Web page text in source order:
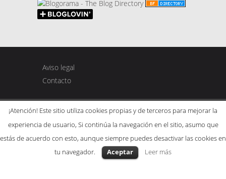
Aviso legal
Contacto
Tema SeaShell porMeks. Powered by
WordPress.
¡Atención! Este sitio utiliza cookies propias y de terceros para mejorar la
experiencia de usuario, Si continúa la navegación en el sitio, asumo que
estás de acuerdo con esto, aunque siempre puedes desactivar las cookies en
tu navegador.
Aceptar Leer más